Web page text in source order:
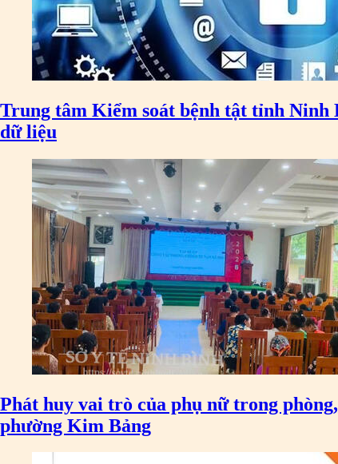
Trung tâm Kiểm soát bệnh tật tỉnh Ninh
dữ liệu
Phát huy vai trò của phụ nữ trong
phường Kim Bảng